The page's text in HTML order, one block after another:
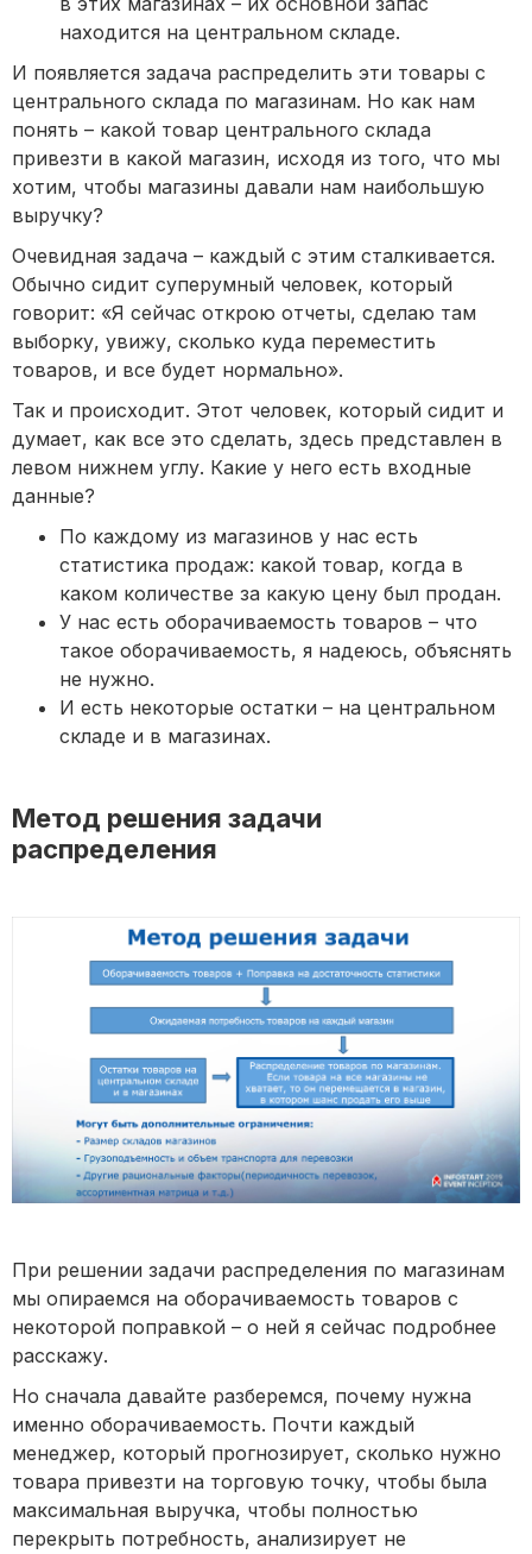
находится на центральном складе.
И появляется задача распределить эти товары с
центрального склада по магазинам. Но как нам
понять – какой товар центрального склада
привезти в какой магазин, исходя из того, что мы
хотим, чтобы магазины давали нам наибольшую
выручку?
Очевидная задача – каждый с этим сталкивается.
Обычно сидит суперумный человек, который
говорит: «Я сейчас открою отчеты, сделаю там
выборку, увижу, сколько куда переместить
товаров, и все будет нормально».
Так и происходит. Этот человек, который сидит и
думает, как все это сделать, здесь представлен в
левом нижнем углу. Какие у него есть входные
данные?
По каждому из магазинов у нас есть
статистика продаж: какой товар, когда в
каком количестве за какую цену был продан.
У нас есть оборачиваемость товаров – что
такое оборачиваемость, я надеюсь, объяснять
не нужно.
И есть некоторые остатки – на центральном
складе и в магазинах.
Метод решения задачи
распределения
При решении задачи распределения по магазинам
мы опираемся на оборачиваемость товаров с
некоторой поправкой – о ней я сейчас подробнее
расскажу.
Но сначала давайте разберемся, почему нужна
именно оборачиваемость. Почти каждый
менеджер, который прогнозирует, сколько нужно
товара привезти на торговую точку, чтобы была
максимальная выручка, чтобы полностью
перекрыть потребность, анализирует не